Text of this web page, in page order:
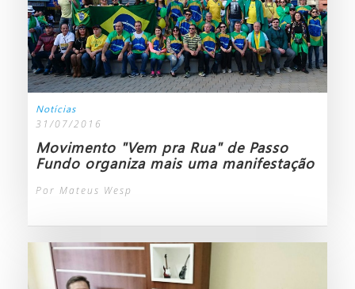
Notícias
31/07/2016
Movimento "Vem pra Rua" de Passo
Fundo organiza mais uma manifestação
Por Mateus Wesp